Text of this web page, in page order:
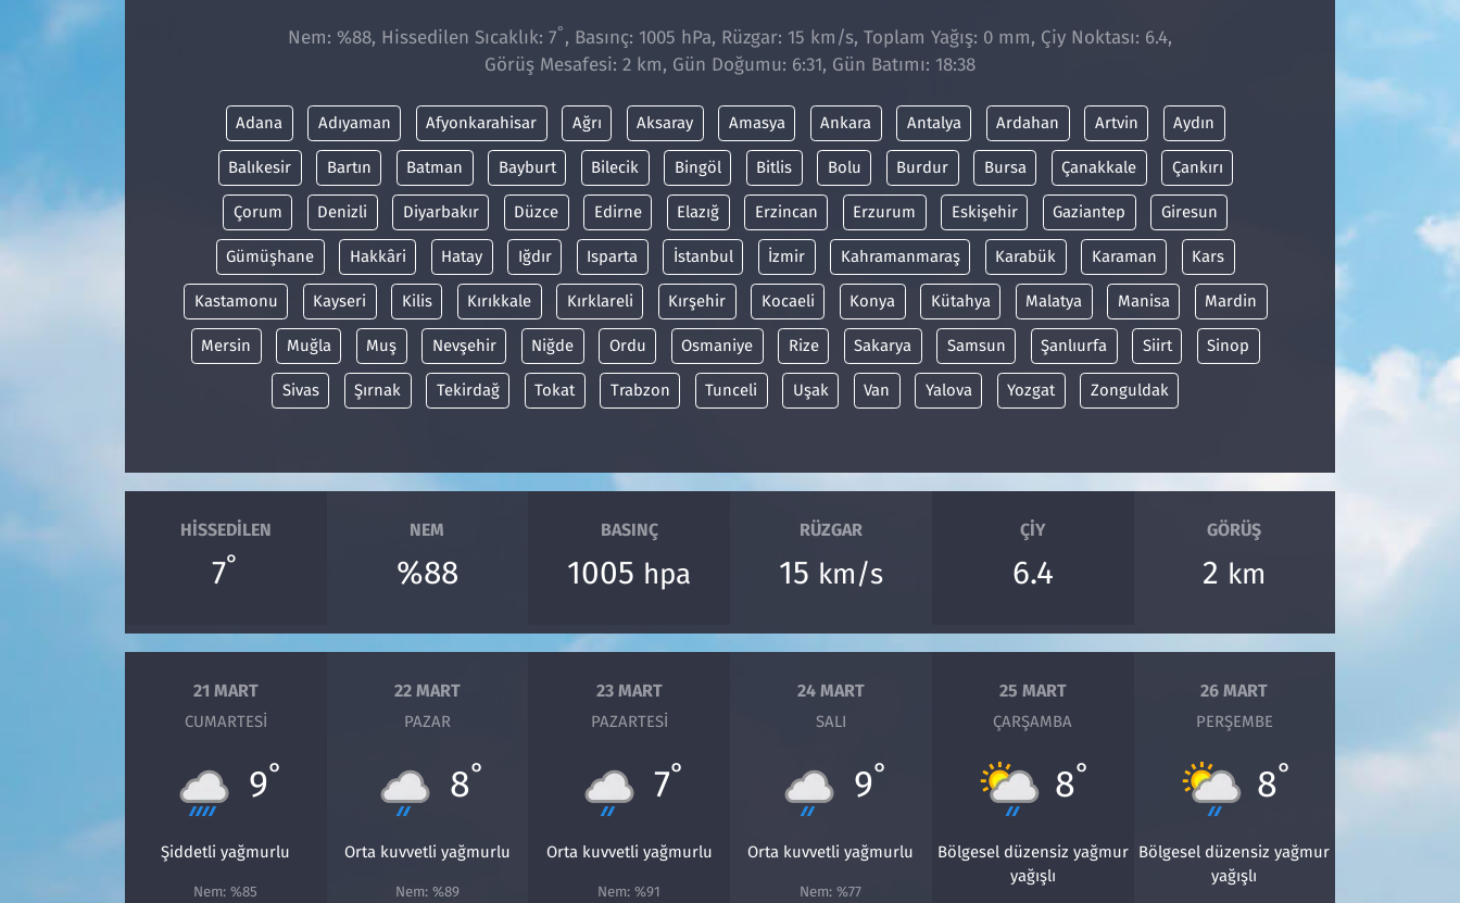
Nem: %88, Hissedilen Sıcaklık: 7° , Basınç: 1005 hPa, Rüzgar: 15 km/s, Toplam Yağış: 0 mm, Çiy Noktası: 6.4,
Görüş Mesafesi: 2 km, Gün Doğumu: 6:31, Gün Batımı: 18:38
Adana Adıyaman Afyonkarahisar Ağrı Aksaray Amasya Ankara Antalya Ardahan Artvin Aydın
Balıkesir Bartın Batman Bayburt Bilecik Bingöl Bitlis Bolu Burdur Bursa Çanakkale Çankırı
Çorum Denizli Diyarbakır Düzce Edirne Elazığ Erzincan Erzurum Eskişehir Gaziantep Giresun
Gümüşhane Hakkâri Hatay Iğdır Isparta İstanbul İzmir Kahramanmaraş Karabük Karaman Kars
Kastamonu Kayseri Kilis Kırıkkale Kırklareli Kırşehir Kocaeli Konya Kütahya Malatya Manisa Mardin
Mersin Muğla Muş Nevşehir Niğde Ordu Osmaniye Rize Sakarya Samsun Şanlıurfa Siirt Sinop
Sivas Şırnak Tekirdağ Tokat Trabzon Tunceli Uşak Van Yalova Yozgat Zonguldak
HISSEDILEN
7°
NEM
%88
BASINÇ
1005 hpa
RÜZGAR
15 km/s
ÇIY
6.4
GÖRÜŞ
2 km
21 MART
CUMARTESI
9°
Şiddetli yağmurlu
Nem: %85
22 MART
PAZAR
8°
Orta kuvvetli yağmurlu
Nem: %89
23 MART
PAZARTESI
7°
Orta kuvvetli yağmurlu
Nem: %91
24 MART
SALI
9°
Orta kuvvetli yağmurlu
Nem: %77
25 MART
ÇARŞAMBA
8°
Bölgesel düzensiz yağmur
yağışlı
26 MART
PERŞEMBE
8°
Bölgesel düzensiz yağmur
yağışlı